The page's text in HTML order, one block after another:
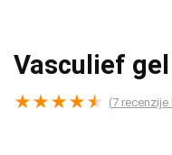
Vasculief gel
★★★★★ (7